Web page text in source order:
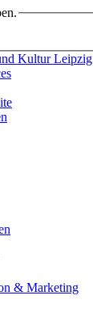
Kultur Leipzig
& Marketing